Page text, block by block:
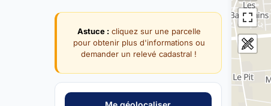
Astuce :cliquez sur une parcelle
pour obtenir plus d'informations ou
demander un relevé cadastral !